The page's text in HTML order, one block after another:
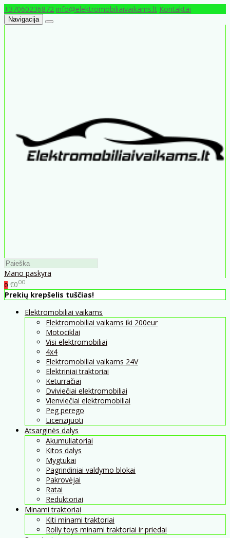
+37060236872 info@elektromobiliaivaikams.lt Kontaktai
Navigacija
Mano paskyra
0 €000
Prekių krepšelis tuščias!
Elektromobiliai vaikams
Elektromobiliai vaikams iki 200eur
Motociklai
Visi elektromobiliai
4x4
Elektromobiliai vaikams 24V
Elektriniai traktoriai
Keturračiai
Dviviečiai elektromobiliai
Vienviečiai elektromobiliai
Peg perego
Licenzijuoti
Atsarginės dalys
Akumuliatoriai
Kitos dalys
Mygtukai
Pagrindiniai valdymo blokai
Pakrovėjai
Ratai
Reduktoriai
Minami traktoriai
Kiti minami traktoriai
Rolly toys minami traktoriai ir priedai